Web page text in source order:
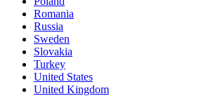
Romania
Russia
Sweden
Slovakia
Turkey
United States
United Kingdom